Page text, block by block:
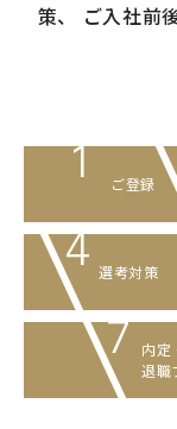
策、
ご入社前
1 ご登録
4 選考対策
7 内定
退職